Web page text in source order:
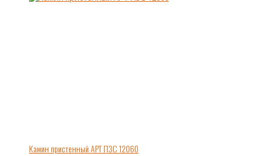
Камин пристенный АРТ П3С 12060